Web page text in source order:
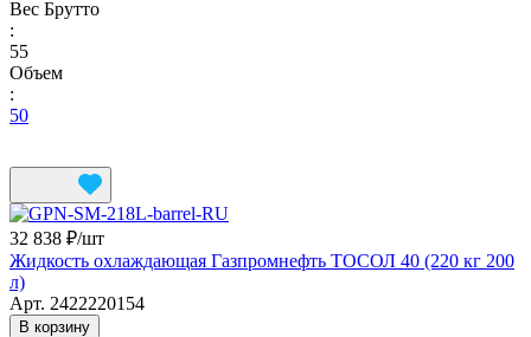
Вес Брутто
:
55
Объем
:
50
32 838 ₽/шт
Жидкость охлаждающая Газпромнефть ТОСОЛ 40 (220 кг 200
л)
Арт. 2422220154
В корзину